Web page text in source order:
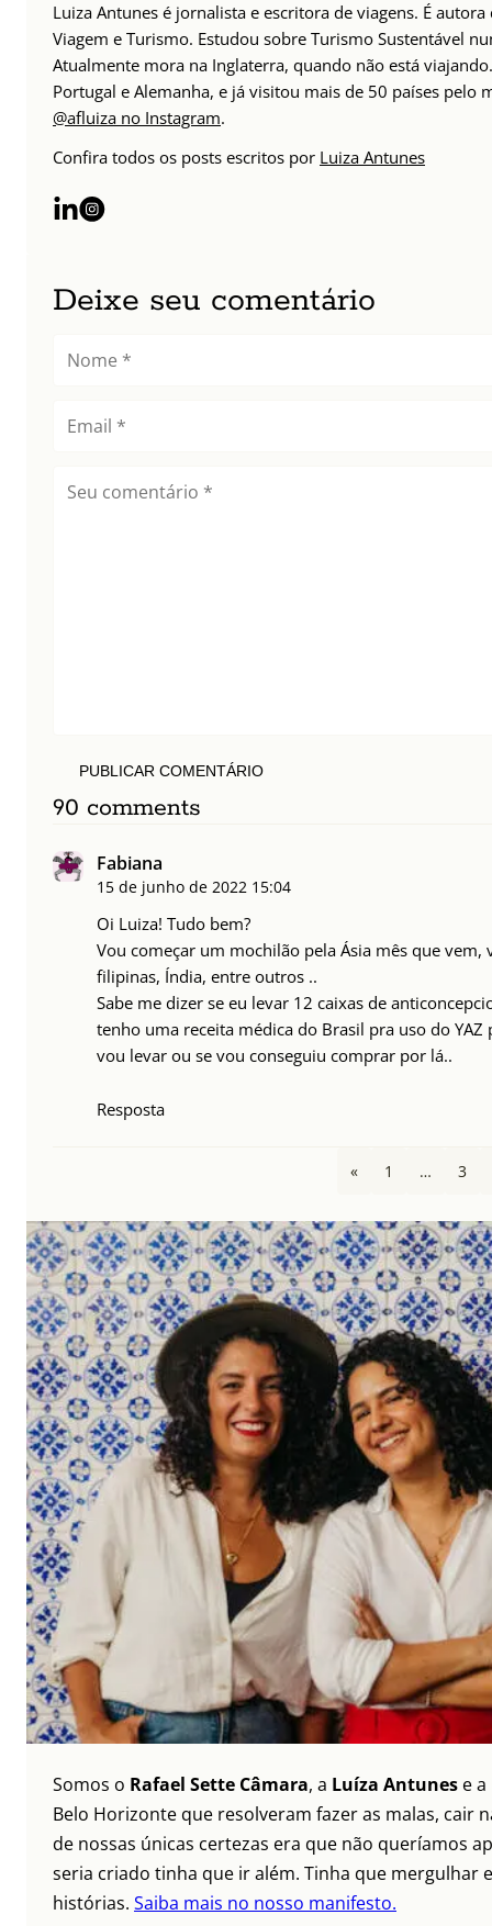
Luiza Antunes é jornalista e escritora de viagens. É
Viagem e Turismo. Estudou sobre Turismo Sustentável
Atualmente mora na Inglaterra, quando não está
Portugal e Alemanha, e já visitou mais de 50 países pelo
@afluiza no Instagram.
Confira todos os posts escritos por Luiza Antunes
Deixe seu comentário
PUBLICAR COMENTÁRIO
90 comments
Fabiana
15 de junho de 2022 15:04
Oi Luiza! Tudo bem?
Vou começar um mochilão pela Ásia mês que
filipinas, Índia, entre outros ..
Sabe me dizer se eu levar 12 caixas de
tenho uma receita médica do Brasil pra uso do
vou levar ou se vou conseguiu comprar por lá..
Resposta
« 1 … 3
Somos o Rafael Sette Câmara, a Luíza Antunes e a
Belo Horizonte que resolveram fazer as malas, cair
de nossas únicas certezas era que não queríamos
seria criado tinha que ir além. Tinha que mergulhar
histórias. Saiba mais no nosso manifesto.